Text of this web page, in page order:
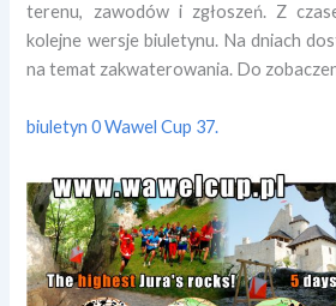
terenu, zawodów i zgłoszeń. Z
kolejne wersje biuletynu. Na dniach
na temat zakwaterowania. Do
biuletyn 0 Wawel Cup 37.